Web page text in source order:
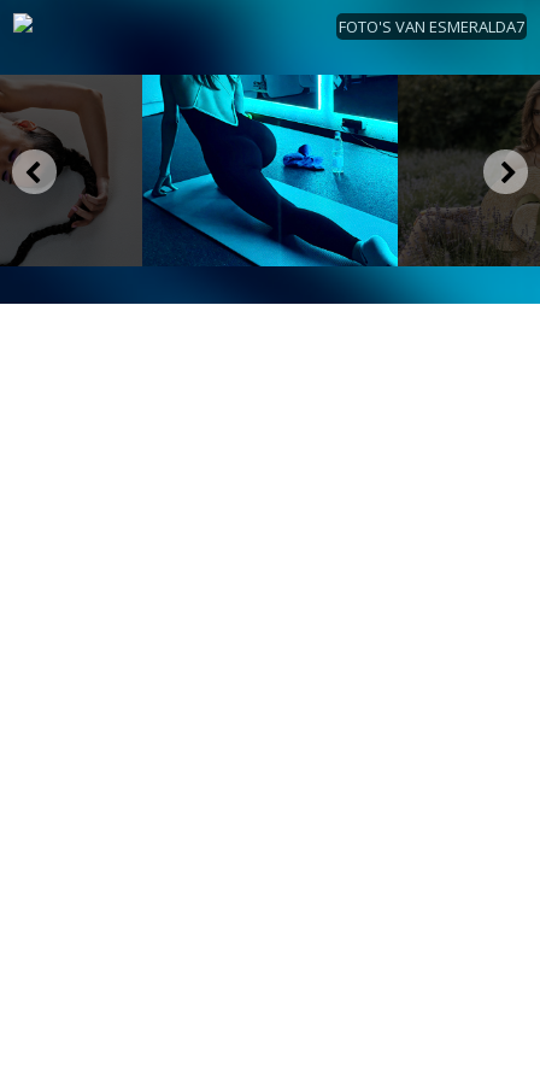
FOTO'S VAN ESMERALDA7